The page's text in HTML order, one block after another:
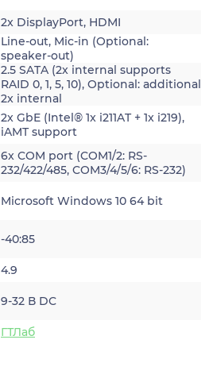
2x DisplayPort, HDMI
Line-out, Mic-in (Optional:
speaker-out)
2.5 SATA (2x internal supports
RAID 0, 1, 5, 10), Optional: additional
2x internal
2x GbE (Intel® 1x i211AT + 1x i219),
iAMT support
6x COM port (COM1/2: RS-
232/422/485, COM3/4/5/6: RS-232)
Microsoft Windows 10 64 bit
-40:85
4.9
9-32 В DC
ГТЛаб